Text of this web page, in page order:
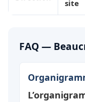
site
FAQ —